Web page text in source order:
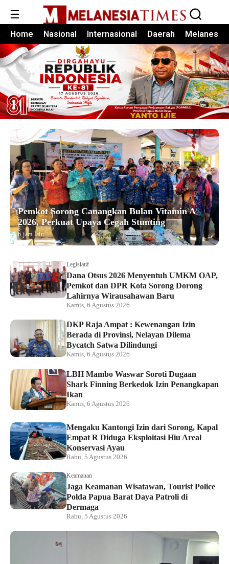
☰
Home Nasional Internasional Daerah Melanesia
Pemkot Sorong Canangkan Bulan Vitamin A
2026, Perkuat Upaya Cegah Stunting
6 jam lalu
Legislatif
Dana Otsus 2026 Menyentuh UMKM OAP,
Pemkot dan DPR Kota Sorong Dorong
Lahirnya Wirausahawan Baru
Kamis, 6 Agustus 2026
DKP Raja Ampat : Kewenangan Izin
Berada di Provinsi, Nelayan Dilema
Bycatch Satwa Dilindungi
Kamis, 6 Agustus 2026
LBH Mambo Waswar Soroti Dugaan
Shark Finning Berkedok Izin Penangkapan
Ikan
Kamis, 6 Agustus 2026
Mengaku Kantongi Izin dari Sorong, Kapal
Empat R Diduga Eksploitasi Hiu Areal
Konservasi Ayau
Rabu, 5 Agustus 2026
Keamanan
Jaga Keamanan Wisatawan, Tourist Police
Polda Papua Barat Daya Patroli di
Dermaga
Rabu, 5 Agustus 2026